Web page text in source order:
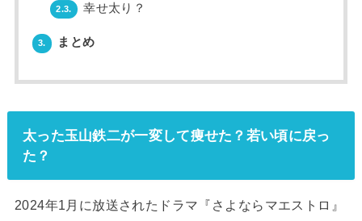
2.3. 幸せ太り？
3. まとめ
太った玉山鉄二が一変して痩せた？若い頃に戻っ
た？
2024年1月に放送されたドラマ『さよならマエストロ』